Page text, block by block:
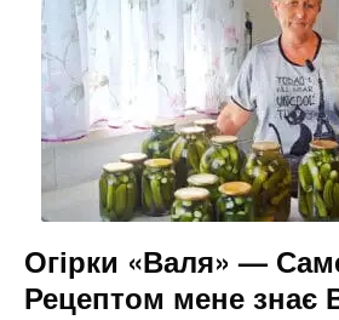
Огірки «Валя» —
Рецептом мене знає